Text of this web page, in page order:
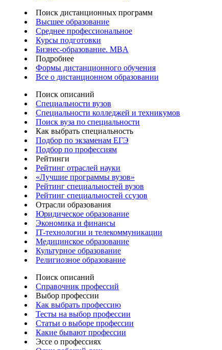
Поиск дистанционных программ
Высшее образование
Среднее профессиональное
Курсы подготовки
Бизнес-образование. MBA
Подробнее
Формы дистанционного обучения
Все о дистанционном образовании
Поиск описаний
Специальности вузов
Специальности колледжей и техникумов
Поиск вуза по специальности
Как выбрать специальность
Подбор по экзаменам ЕГЭ
Подбор по профессиям
Рейтинги
Рейтинг отраслей науки
«Лучшие программы вузов»
Рейтинг специальностей вузов
Рейтинг специальностей ссузов
Отрасли образования
Юридическое образование
Экономика и финансы
IT-технологии и телекоммуникации
Медицинское образование
Культурное образование
Религиозное образование
Поиск описаний
Справочник профессий
Выбор профессии
Как выбрать профессию
Тесты на выбор профессии
Статьи о выборе профессии
Какие бывают профессии
Эссе о профессиях